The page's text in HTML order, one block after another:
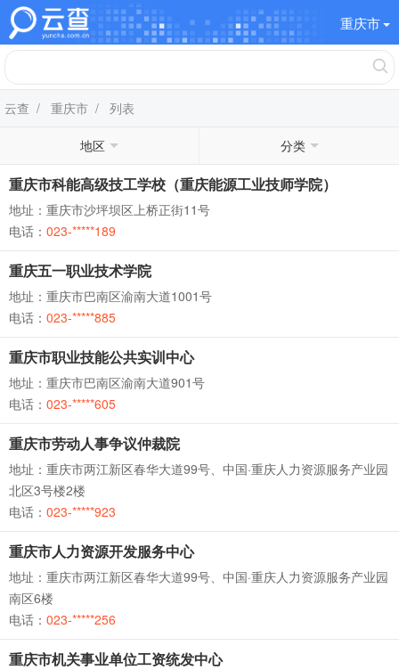
重庆市
云查 / 重庆市 / 列表
地区 分类
重庆市科能高级技工学校（重庆能源工业技师学院）
地址：重庆市沙坪坝区上桥正街11号
电话： 023-*****189
重庆五一职业技术学院
地址：重庆市巴南区渝南大道1001号
电话： 023-*****885
重庆市职业技能公共实训中心
地址：重庆市巴南区渝南大道901号
电话： 023-*****605
重庆市劳动人事争议仲裁院
地址：重庆市两江新区春华大道99号、中国·重庆人力资源服务产业园
北区3号楼2楼
电话： 023-*****923
重庆市人力资源开发服务中心
地址：重庆市两江新区春华大道99号、中国·重庆人力资源服务产业园
南区6楼
电话： 023-*****256
重庆市机关事业单位工资统发中心